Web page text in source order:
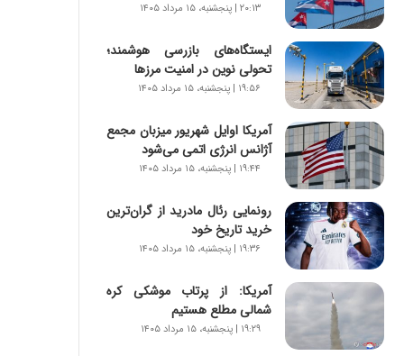
ن
س
ت
|
ر
ن
ا
م
ه
ج
د
ی
د
ر
۲۰:۱۳ | پنجشنبه، ۱۵ مرداد ۱۴۰۵
ایستگاه‌های بازرسی هوشمند؛
تحولی نوین در امنیت مرزها
۱۹:۵۶ | پنجشنبه، ۱۵ مرداد ۱۴۰۵
آمریکا اوایل شهریور میزبان مجمع
آژانس انرژی اتمی می‌شود
۱۹:۴۴ | پنجشنبه، ۱۵ مرداد ۱۴۰۵
رونمایی رئال مادرید از گران‌ترین
خرید تاریخ خود
۱۹:۳۶ | پنجشنبه، ۱۵ مرداد ۱۴۰۵
آمریکا: از پرتاب موشکی کره
شمالی مطلع هستیم
۱۹:۲۹ | پنجشنبه، ۱۵ مرداد ۱۴۰۵